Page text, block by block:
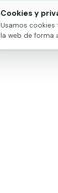
Cookies y
Usamos cookies
la web de forma
Mallas